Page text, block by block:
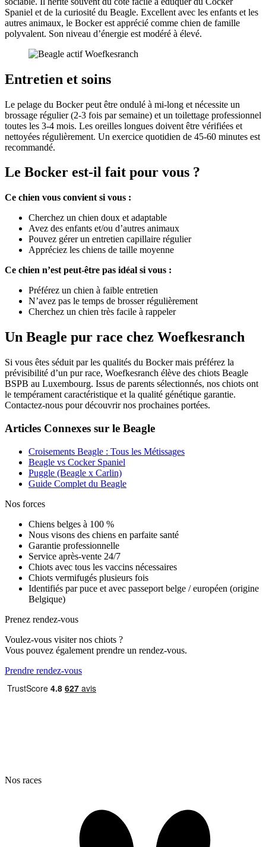
Spaniel et de la curiosité du Beagle. Excellent avec les enfants et les
autres animaux, le Bocker est apprécié comme chien de famille
polyvalent. Son niveau d’énergie est modéré à élevé.
Entretien et soins
Le pelage du Bocker peut être ondulé à mi-long et nécessite un
brossage régulier (2-3 fois par semaine) et un toilettage professionnel
toutes les 3-4 mois. Les oreilles longues doivent être vérifiées et
nettoyées régulièrement. Un exercice quotidien de 45-60 minutes est
recommandé.
Le Bocker est-il fait pour vous ?
Ce chien vous convient si vous :
Cherchez un chien doux et adaptable
Avez des enfants et/ou d’autres animaux
Pouvez gérer un entretien capillaire régulier
Appréciez les chiens de taille moyenne
Ce chien n’est peut-être pas idéal si vous :
Préférez un chien à faible entretien
N’avez pas le temps de brosser régulièrement
Cherchez un chien très facile à rappeler
Un Beagle pur race chez Woefkesranch
Si vous êtes séduit par les qualités du Bocker mais préférez la
prévisibilité d’un pur race, Woefkesranch élève des chiots Beagle
BSPB au Luxembourg. Issus de parents sélectionnés, nos chiots ont
le tempérament caractéristique et la qualité génétique garantie.
Contactez-nous pour découvrir nos prochaines portées.
Articles Connexes sur le Beagle
Croisements Beagle : Tous les Métissages
Beagle vs Cocker Spaniel
Puggle (Beagle x Carlin)
Guide Complet du Beagle
Nos forces
Chiens belges à 100 %
Nous visons des chiens en parfaite santé
Garantie professionnelle
Service après-vente 24/7
Chiots avec tous les vaccins nécessaires
Chiots vermifugés plusieurs fois
Identifiés par puce et avec passeport belge / européen (origine
Belgique)
Prenez rendez-vous
Voulez-vous visiter nos chiots ?
Vous pouvez également prendre un rendez-vous.
Prendre rendez-vous
Nos races